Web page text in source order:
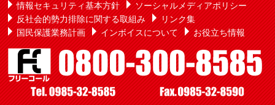
情報セキュリティ基本方針
ソーシャルメディアポリシー
反社会的勢力排除に関する取組み
リンク集
国民保護業務計画
インボイスについて お役立ち情報